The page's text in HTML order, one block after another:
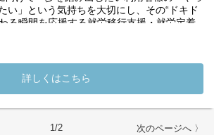
い」という気持ちを大切にし、その“ドキド
る瞬間を応援する就労移行支援・就労定着
】
く、明るい雰囲気の事業所です。
ての意見交換がしやすい雰囲気ですので安
◎
詳しくはこちら
1/2 次のページへ 〉